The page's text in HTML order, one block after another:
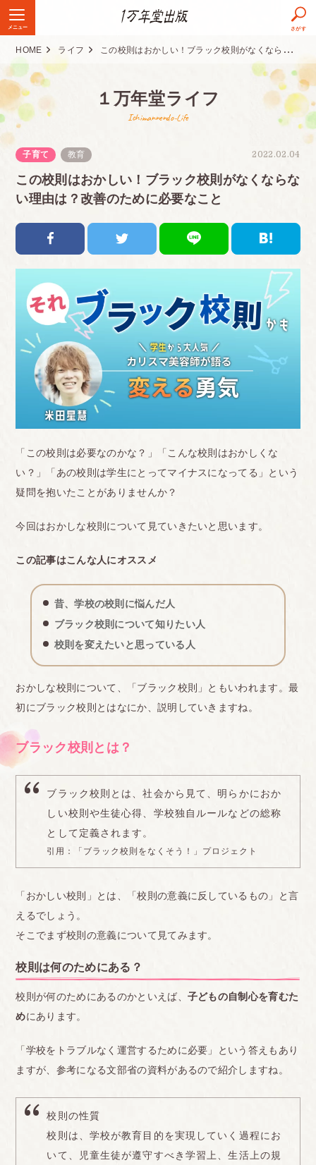
メニュー さがす
HOME ライフ この校則はおかしい！ブラック校則がなくならない理由は？改善のために必要なこと
１万年堂ライフ
Ichimannendo-Life
2022.02.04
子育て 教育
この校則はおかしい！ブラック校則がなくならな
い理由は？改善のために必要なこと
「この校則は必要なのかな？」「こんな校則はおかしくな
い？」「あの校則は学生にとってマイナスになってる」という
疑問を抱いたことがありませんか？
今回はおかしな校則について見ていきたいと思います。
この記事はこんな人にオススメ
昔、学校の校則に悩んだ人
ブラック校則について知りたい人
校則を変えたいと思っている人
おかしな校則について、「ブラック校則」ともいわれます。最
初にブラック校則とはなにか、説明していきますね。
ブラック校則とは？
ブラック校則とは、社会から見て、明らかにおか
しい校則や生徒心得、学校独自ルールなどの総称
として定義されます。
引用： 「ブラック校則をなくそう！」プロジェクト
「おかしい校則」とは、「校則の意義に反しているもの」と言
えるでしょう。
そこでまず校則の意義について見てみます。
校則は何のためにある？
校則が何のためにあるのかといえば、 子どもの自制心を育むた
めにあります。
「学校をトラブルなく運営するために必要」という答えもあり
ますが、参考になる文部省の資料があるので紹介しますね。
校則の性質
校則は、学校が教育目的を実現していく過程にお
いて、児童生徒が遵守すべき学習上、生活上の規